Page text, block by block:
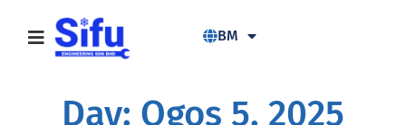
BM
Day: Ogos 5, 2025